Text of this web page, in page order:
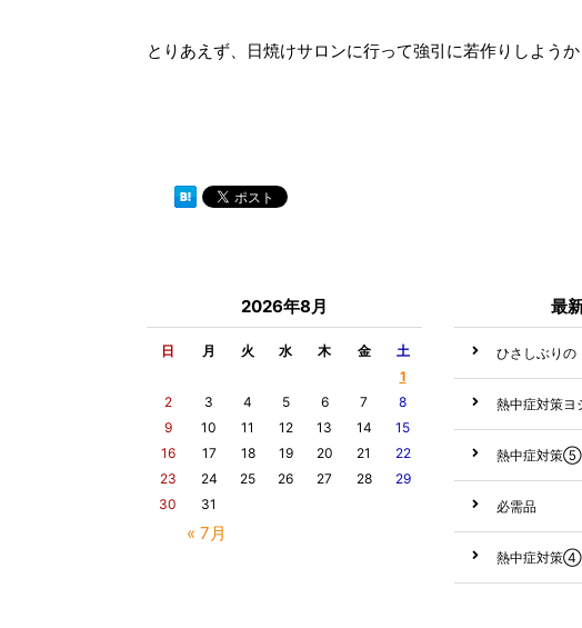
とりあえず、日焼けサロンに行って強引に若作りしようか
2026年8月
日 月 火 水 木 金 土
« 7月
1
2
3 4 5 6 7
8
9
10 11 12 13 14
15
16
17 18 19 20 21
22
23
24 25 26 27 28
29
30
31
最
ひさしぶりの
熱中症対策ヨ
熱中症対策⑤
必需品
熱中症対策④